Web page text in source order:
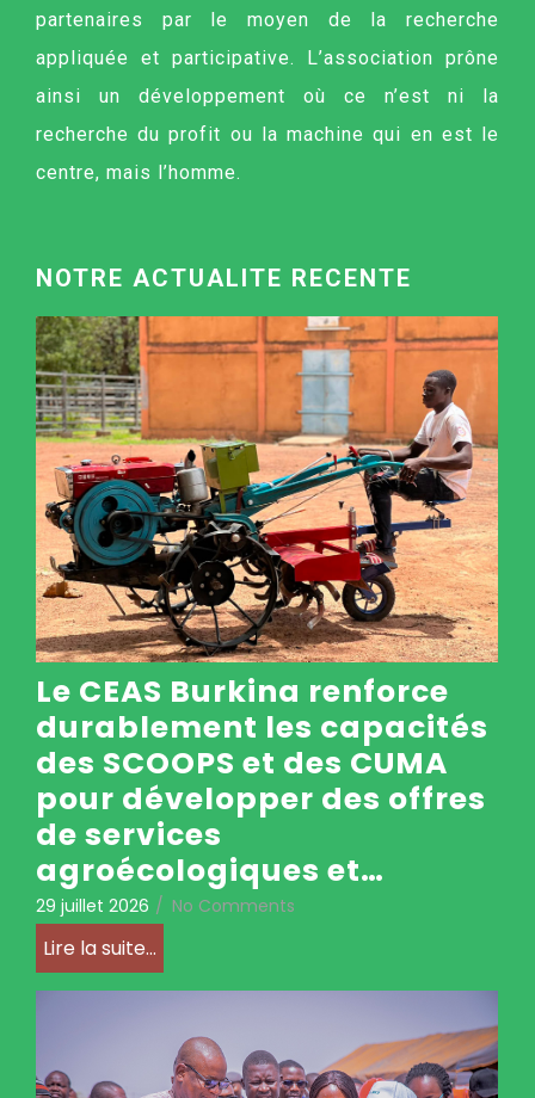
partenaires par le moyen de la recherche
appliquée et participative. L’association prône
ainsi un développement où ce n’est ni la
recherche du profit ou la machine qui en est le
centre, mais l’homme.
NOTRE ACTUALITE RECENTE
Le CEAS Burkina renforce
durablement les capacités
des SCOOPS et des CUMA
pour développer des offres
de services
agroécologiques et…
29 juillet 2026 / No Comments
Lire la suite...